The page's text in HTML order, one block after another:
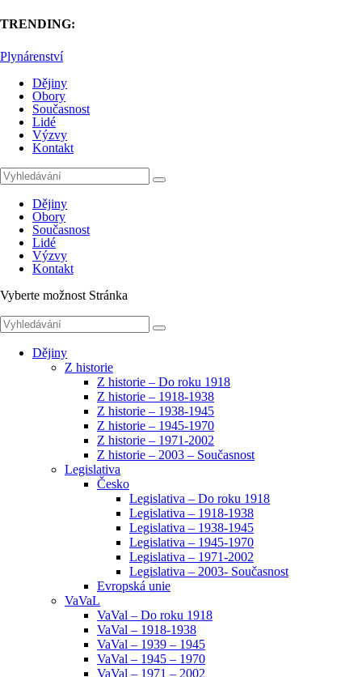
TRENDING:
Plynárenství
Dějiny
Obory
Současnost
Lidé
Výzvy
Kontakt
Dějiny
Obory
Současnost
Lidé
Výzvy
Kontakt
Vyberte možnost Stránka
Dějiny
Z historie
Z historie – Do roku 1918
Z historie – 1918-1938
Z historie – 1938-1945
Z historie – 1945-1970
Z historie – 1971-2002
Z historie – 2003 – Současnost
Legislativa
Česko
Legislativa – Do roku 1918
Legislativa – 1918-1938
Legislativa – 1938-1945
Legislativa – 1945-1970
Legislativa – 1971-2002
Legislativa – 2003- Současnost
Evropská unie
VaVaL
VaVal – Do roku 1918
VaVal – 1918-1938
VaVal – 1939 – 1945
VaVal – 1945 – 1970
VaVal – 1971 – 2002